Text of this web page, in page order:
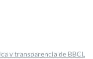
y transparencia de BBCL